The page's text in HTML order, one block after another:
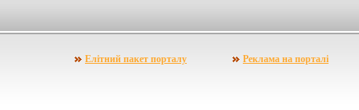
Елітний пакет порталу Реклама на порталі